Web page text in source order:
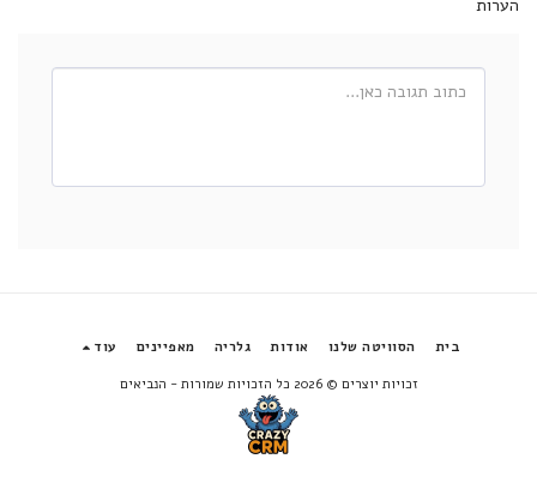
הערות
בית הסוויטה שלנו אודות גלריה מאפיינים עוד
זכויות יוצרים © 2026 כל הזכויות שמורות - הנביאים